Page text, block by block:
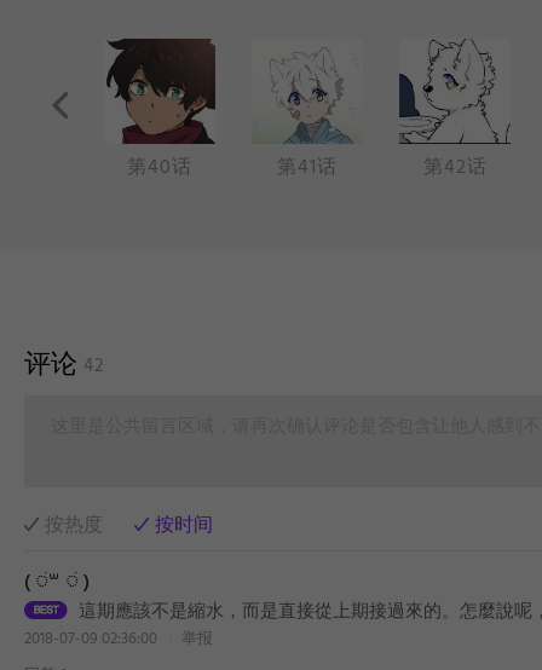
第40话 第41话 第42话
评论 42
按热度
按时间
( ॑꒳ ॑ )
這期應該不是縮水，而是直接從上期接過來的。怎麼說
2018-07-09 02:36:00
举报